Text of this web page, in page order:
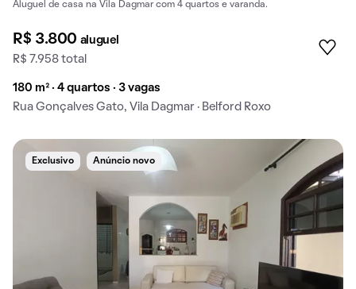
Aluguel de casa na Vila Dagmar com 4 quartos e varanda.
R$ 3.800 aluguel
R$ 7.958 total
180 m² · 4 quartos · 3 vagas
Rua Gonçalves Gato, Vila Dagmar · Belford Roxo
Exclusivo Anúncio novo